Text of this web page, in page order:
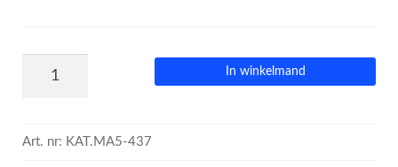
In winkelmand
Art. nr: KAT.MA5-437